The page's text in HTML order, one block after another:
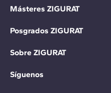
Másteres ZIGURAT
Posgrados ZIGURAT
Sobre ZIGURAT
Síguenos